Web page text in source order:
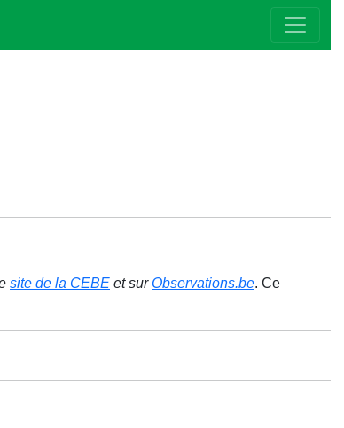
site de la CEBE et surObservations.be. Ce